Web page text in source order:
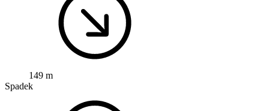
149 m
Spadek